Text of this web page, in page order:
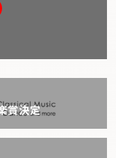
賞決定